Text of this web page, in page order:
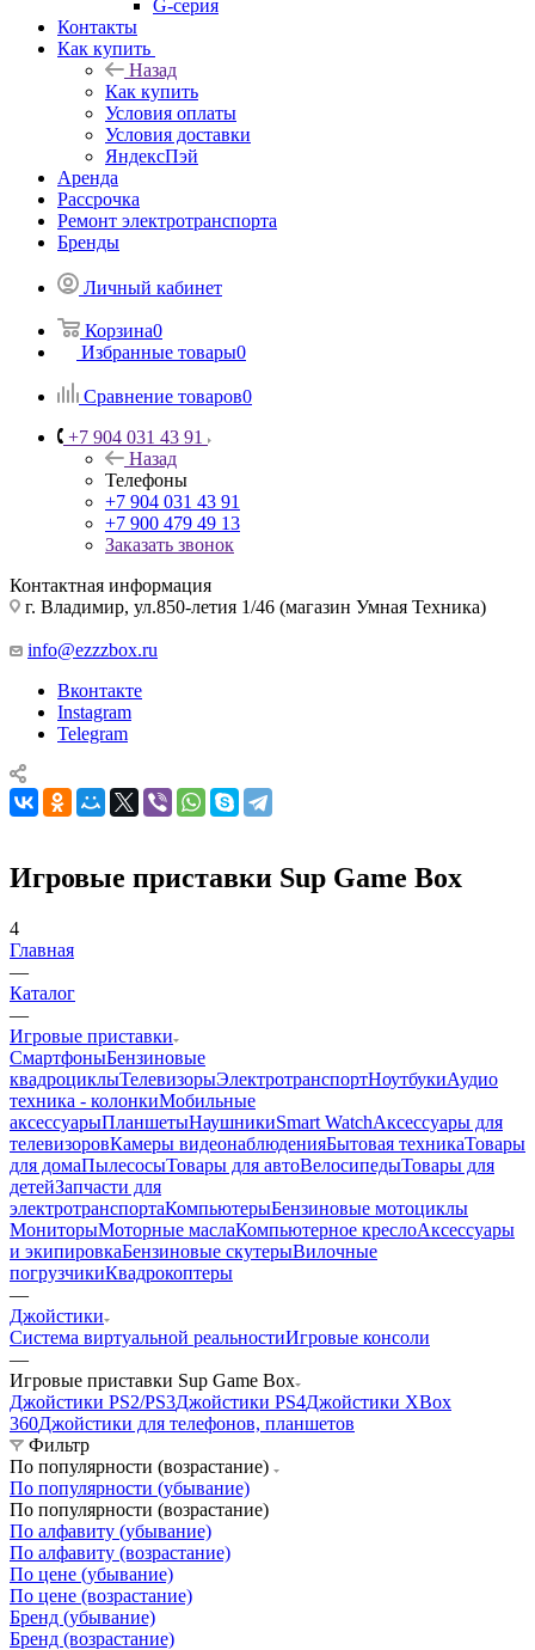
G-серия
Контакты
Как купить
Назад
Как купить
Условия оплаты
Условия доставки
ЯндексПэй
Аренда
Рассрочка
Ремонт электротранспорта
Бренды
Личный кабинет
Корзина0
Избранные товары0
Сравнение товаров0
+7 904 031 43 91
Назад
Телефоны
+7 904 031 43 91
+7 900 479 49 13
Заказать звонок
Контактная информация
г. Владимир, ул.850-летия 1/46 (магазин Умная Техника)
info@ezzzbox.ru
Вконтакте
Instagram
Telegram
Игровые приставки Sup Game Box
4
Главная
—
Каталог
—
Игровые приставки
СмартфоныБензиновые
квадроциклыТелевизорыЭлектротранспортНоутбукиАудио
техника - колонкиМобильные
аксессуарыПланшетыНаушникиSmart WatchАксессуары для
телевизоровКамеры видеонаблюденияБытовая техникаТовары
для домаПылесосыТовары для автоВелосипедыТовары для
детейЗапчасти для
электротранспортаКомпьютерыБензиновые мотоциклы
МониторыМоторные маслаКомпьютерное креслоАксессуары
и экипировкаБензиновые скутерыВилочные
погрузчикиКвадрокоптеры
—
Джойстики
Система виртуальной реальностиИгровые консоли
—
Игровые приставки Sup Game Box
Джойстики PS2/PS3Джойстики PS4Джойстики XBox
360Джойстики для телефонов, планшетов
Фильтр
По популярности (возрастание)
По популярности (убывание)
По популярности (возрастание)
По алфавиту (убывание)
По алфавиту (возрастание)
По цене (убывание)
По цене (возрастание)
Бренд (убывание)
Бренд (возрастание)